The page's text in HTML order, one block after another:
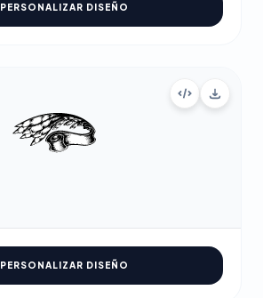
PERSONALIZAR DISEÑO
PERSONALIZAR DISEÑO